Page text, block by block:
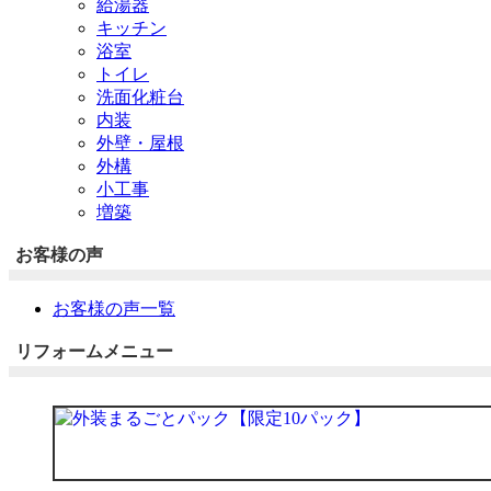
給湯器
キッチン
浴室
トイレ
洗面化粧台
内装
外壁・屋根
外構
小工事
増築
お客様の声
お客様の声一覧
リフォームメニュー